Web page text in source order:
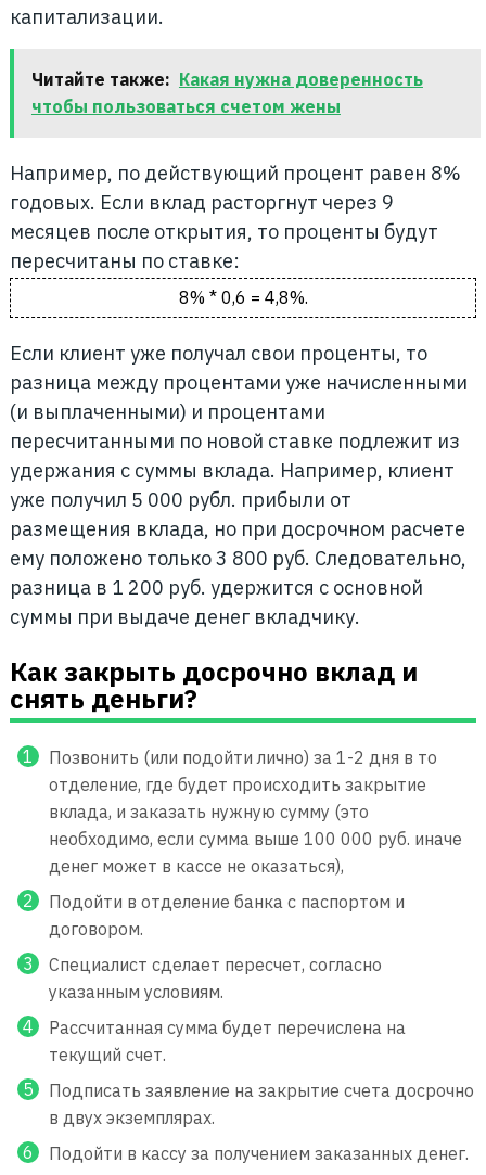
капитализации.
Читайте также: Какая нужна доверенность
чтобы пользоваться счетом жены
Например, по действующий процент равен 8%
годовых. Если вклад расторгнут через 9
месяцев после открытия, то проценты будут
пересчитаны по ставке:
8% * 0,6 = 4,8%.
Если клиент уже получал свои проценты, то
разница между процентами уже начисленными
(и выплаченными) и процентами
пересчитанными по новой ставке подлежит из
удержания с суммы вклада. Например, клиент
уже получил 5 000 рубл. прибыли от
размещения вклада, но при досрочном расчете
ему положено только 3 800 руб. Следовательно,
разница в 1 200 руб. удержится с основной
суммы при выдаче денег вкладчику.
Как закрыть досрочно вклад и
снять деньги?
Позвонить (или подойти лично) за 1-2 дня в то
отделение, где будет происходить закрытие
вклада, и заказать нужную сумму (это
необходимо, если сумма выше 100 000 руб. иначе
денег может в кассе не оказаться),
Подойти в отделение банка с паспортом и
договором.
Специалист сделает пересчет, согласно
указанным условиям.
Рассчитанная сумма будет перечислена на
текущий счет.
Подписать заявление на закрытие счета досрочно
в двух экземплярах.
Подойти в кассу за получением заказанных денег.